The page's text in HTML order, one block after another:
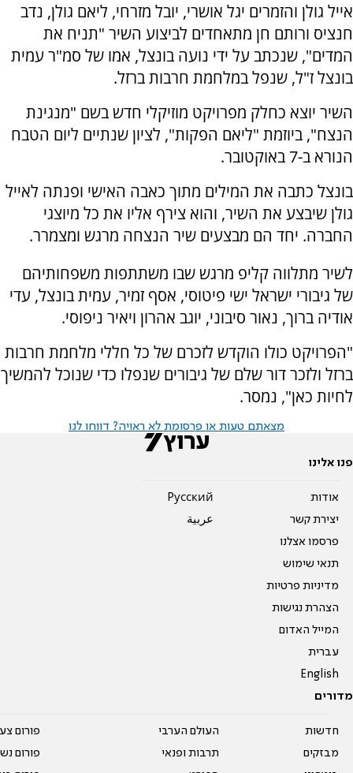
אייל גולן והזמרים יגל אושרי, יובל מזרחי, ליאם גולן, נדב
חנציס ורותם חן מתאחדים לביצוע השיר "תניח את
המדים", שנכתב על ידי נועה בונצל, אמו של סמ"ר עמית
בונצל ז"ל, שנפל במלחמת חרבות ברזל.
השיר יוצא כחלק מפרויקט מוזיקלי חדש בשם "מנגינת
הנצח", ביוזמת "ליאם הפקות", לציון שנתיים ליום הטבח
הנורא ב-7 באוקטובר.
בונצל כתבה את המילים מתוך כאבה האישי ופנתה לאייל
גולן שיבצע את השיר, והוא צירף אליו את כל מיוצגי
החברה. יחד הם מבצעים שיר הנצחה מרגש ומצמרר.
לשיר מתלווה קליפ מרגש שבו משתתפות משפחותיהם
של גיבורי ישראל ישי פיטוסי, אסף זמיר, עמית בונצל, עדי
אודיה ברוך, נאור סיבוני, יוגב אהרון ויאיר ניפוסי.
"הפרויקט כולו הוקדש לזכרם של כל חללי מלחמת חרבות
ברזל ולזכר דור שלם של גיבורים שנפלו כדי שנוכל להמשיך
לחיות כאן", נמסר.
מצאתם טעות או פרסומת לא ראויה? דווחו לנו
פנו אלינו
אודות
יצירת קשר
פרסמו אצלנו
תנאי שימוש
מדיניות פרטיות
הצהרת נגישות
המייל האדום
עברית
English
Pусский
عربية
מדורים
חדשות
מבזקים
העולם הערבי
תרבות ופנאי
פורום
פורום